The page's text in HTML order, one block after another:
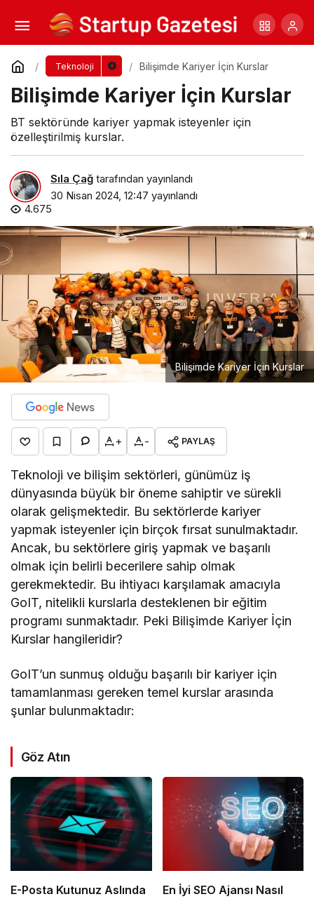
Teknoloji Bilişimde Kariyer İçin Kurslar
Bilişimde Kariyer İçin Kurslar
BT sektöründe kariyer yapmak isteyenler için
özelleştirilmiş kurslar.
Sıla Çağ tarafından yayınlandı
30 Nisan 2024, 12:47 yayınlandı
4.675
Bilişimde Kariyer İçin Kurslar
+ - PAYLAŞ
Teknoloji ve bilişim sektörleri, günümüz iş
dünyasında büyük bir öneme sahiptir ve sürekli
olarak gelişmektedir. Bu sektörlerde kariyer
yapmak isteyenler için birçok fırsat sunulmaktadır.
Ancak, bu sektörlere giriş yapmak ve başarılı
olmak için belirli becerilere sahip olmak
gerekmektedir. Bu ihtiyacı karşılamak amacıyla
GoIT, nitelikli kurslarla desteklenen bir eğitim
programı sunmaktadır. Peki Bilişimde Kariyer İçin
Kurslar hangileridir?
GoIT’un sunmuş olduğu başarılı bir kariyer için
tamamlanması gereken temel kurslar arasında
şunlar bulunmaktadır:
Göz Atın
E-Posta Kutunuz Aslında
En İyi SEO Ajansı Nasıl
Veri Güvenliği İçin Önlemler
Yorum Yap Paylaş